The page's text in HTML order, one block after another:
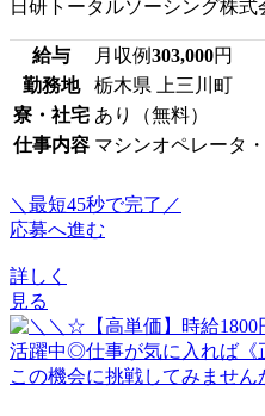
日研トータルソーシング株式
給与 月収例303,000円
勤務地
栃木県 上三川町
寮・社宅 あり（無料）
仕事内容 マシンオペレータ
＼最短45秒で完了／
応募へ進む
詳しく
見る